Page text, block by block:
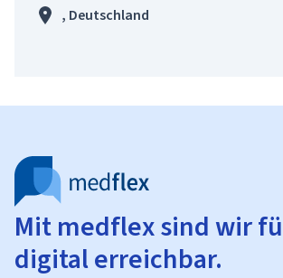
, Deutschland
Mit medflex sind wir
digital erreichbar.